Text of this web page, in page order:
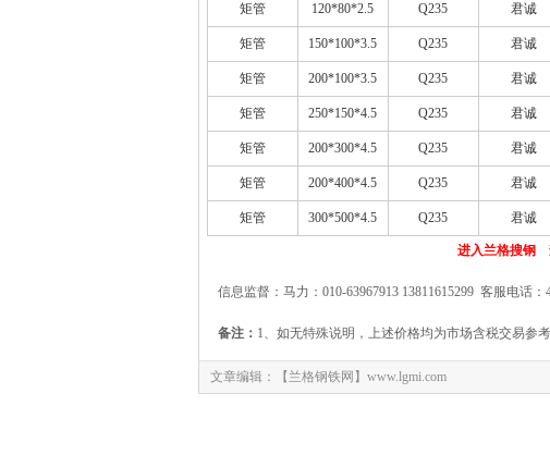
矩管 120*80*2.5 Q235 君诚
矩管 150*100*3.5 Q235 君诚
矩管 200*100*3.5 Q235 君诚
矩管 250*150*4.5 Q235 君诚
矩管 200*300*4.5 Q235 君诚
矩管 200*400*4.5 Q235 君诚
矩管 300*500*4.5 Q235 君诚
进入兰格搜钢
信息监督：马力：010-63967913 13811615299 客服电话：
备注： 1、如无特殊说明，上述价格均为市场含税交易参
文章编辑：【兰格钢铁网】www.lgmi.com